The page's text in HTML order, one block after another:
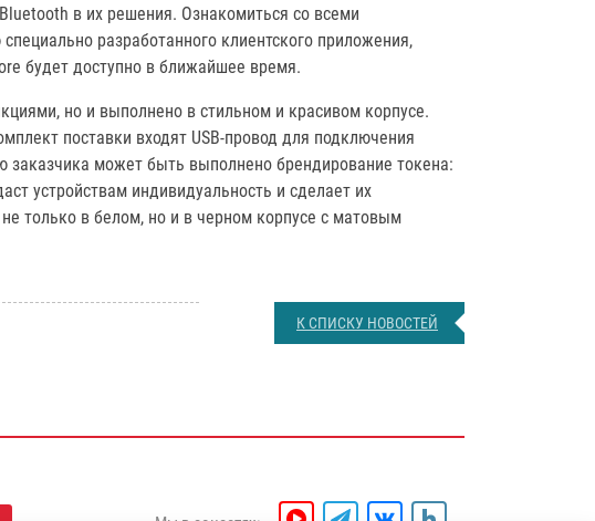
в их решения. Ознакомиться со всеми
разработанного клиентского приложения,
будет доступно в ближайшее время.
но и выполнено в стильном и красивом корпусе.
поставки входят USB-провод для подключения
может быть выполнено брендирование токена:
устройствам индивидуальность и сделает их
только в белом, но и в черном корпусе с матовым
К СПИСКУ НОВОСТЕЙ